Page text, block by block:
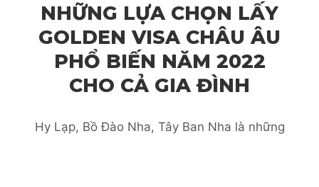
NHỮNG LỰA CHỌN LẤY
GOLDEN VISA CHÂU ÂU
PHỔ BIẾN NĂM 2022
CHO CẢ GIA ĐÌNH
Hy Lạp, Bồ Đào Nha, Tây Ban Nha là những